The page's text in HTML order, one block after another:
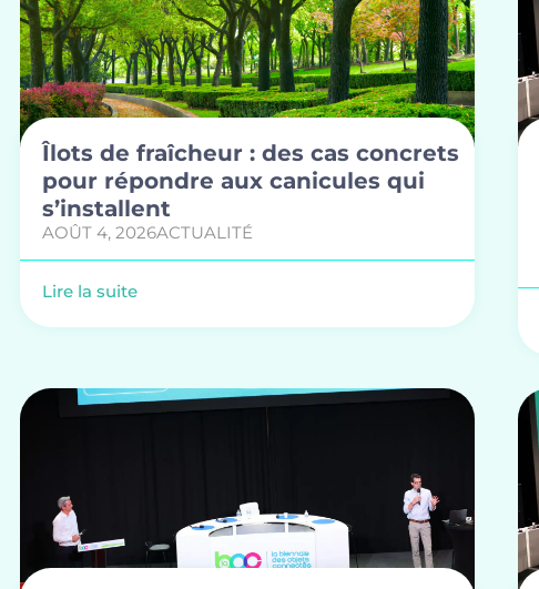
Îlots de fraîcheur : des cas concrets
pour répondre aux canicules qui
s’installent
AOÛT 4, 2026ACTUALITÉ
Lire la suite